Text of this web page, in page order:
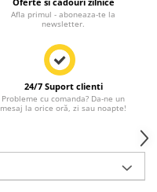
Afla primul - aboneaza-te la
newsletter.
24/7 Suport clienti
Probleme cu comanda? Da-ne un
mesaj la orice oră, zi sau noapte!